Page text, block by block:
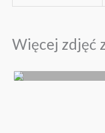
Więcej zdjęć